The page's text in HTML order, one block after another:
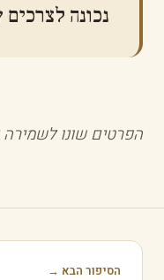
נכונה
הפרטים שונו
הסיפור הבא →